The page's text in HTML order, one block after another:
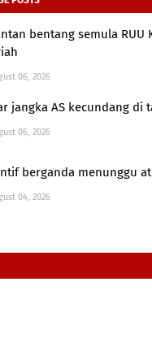
bentang semula RUU
06, 2026
jangka AS kecundang di
06, 2026
berganda menunggu
04, 2026